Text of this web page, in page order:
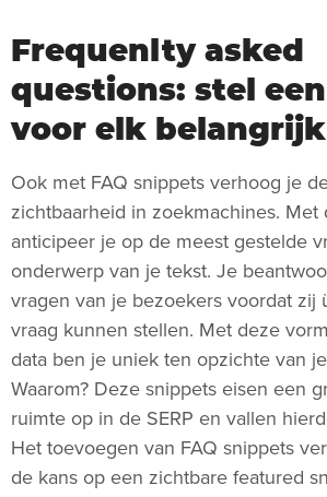
Frequenlty asked
questions: stel
voor elk
Ook met FAQ snippets verhoog je
zichtbaarheid in zoekmachines. Met
anticipeer je op de meest gestelde
onderwerp van je tekst. Je
vragen van je bezoekers voordat zij
vraag kunnen stellen. Met deze
data ben je uniek ten opzichte van
Waarom? Deze snippets eisen een
ruimte op in de SERP en vallen
Het toevoegen van FAQ snippets
de kans op een zichtbare featured